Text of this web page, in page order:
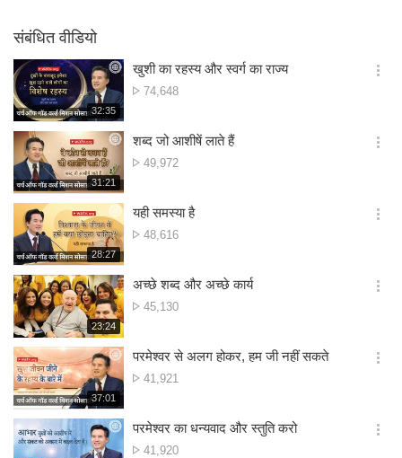
संबंधित वीडियो
재
생
간
32:35
खुशी का रहस्य और स्वर्ग का राज्य
दृश्य
74,648
옵
기
재
생
간
31:21
शब्द जो आशीषें लाते हैं
दृश्य
49,972
옵
기
재
생
시
간
28:27
यही समस्या है
दृश्य
48,616
옵
기
재
생
시
간
23:24
अच्छे शब्द और अच्छे कार्य
दृश्य
45,130
옵
기
재
생
시
간
37:01
परमेश्वर से अलग होकर, हम जी नहीं सकते
दृश्य
41,921
옵
기
परमेश्वर का धन्यवाद और स्तुति करो
दृश्य
41,920
옵